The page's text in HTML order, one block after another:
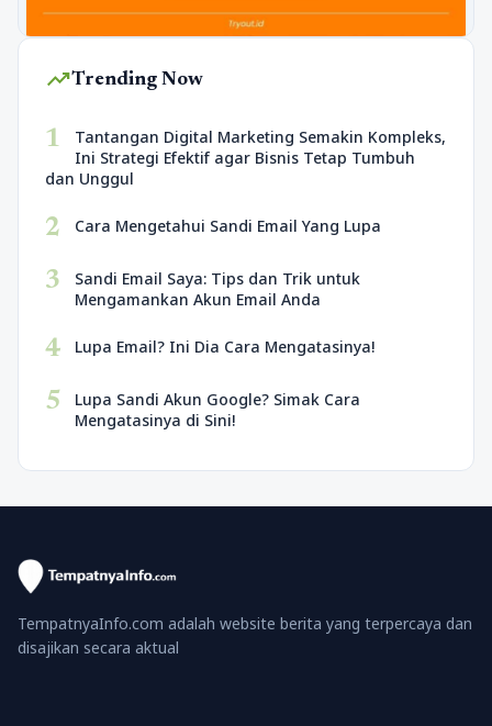
trending_upTrending Now
1
Tantangan Digital Marketing Semakin Kompleks,
Ini Strategi Efektif agar Bisnis Tetap Tumbuh
dan Unggul
2 Cara Mengetahui Sandi Email Yang Lupa
3
Sandi Email Saya: Tips dan Trik untuk
Mengamankan Akun Email Anda
4 Lupa Email? Ini Dia Cara Mengatasinya!
5
Lupa Sandi Akun Google? Simak Cara
Mengatasinya di Sini!
TempatnyaInfo.com adalah website berita yang terpercaya dan
disajikan secara aktual